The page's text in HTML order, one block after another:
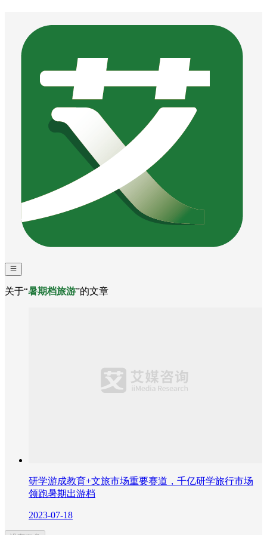
关于“暑期档旅游”的文章
研学游成教育+文旅市场重要赛道，千亿研学旅行市场
领跑暑期出游档
2023-07-18